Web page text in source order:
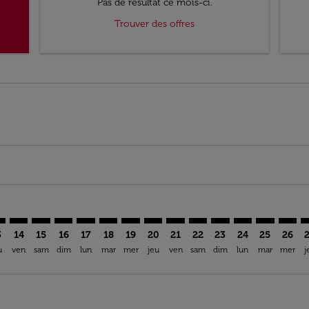
Pas de résultat ce mois-ci.
Trouver des offres
14
ven
15
sam
16
dim
17
lun
18
mar
MRS–GLN: cmp-view-offers-
19
mer
MRS–GLN: cmp-view-offers-
20
jeu
MRS–GLN: cmp-view-
21
ven
MRS–GLN: cmp-view-
22
sam
MRS–GLN: cmp-
23
dim
MRS–GLN:
24
lun
25
mar
26
mer